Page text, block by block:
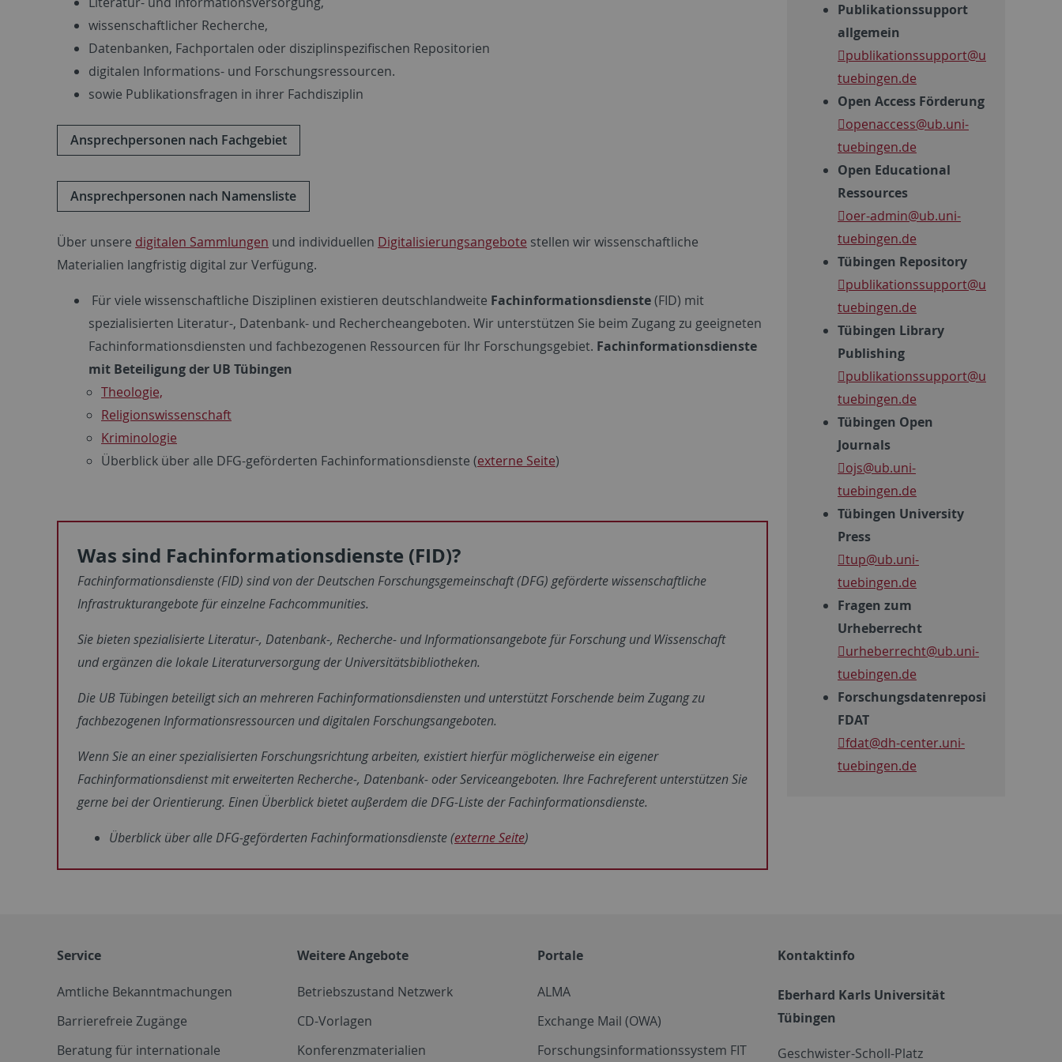
wissenschaftlicher Recherche,
Datenbanken, Fachportalen oder disziplinspezifischen Repositorien
digitalen Informations- und Forschungsressourcen.
sowie Publikationsfragen in ihrer Fachdisziplin
Ansprechpersonen nach Fachgebiet
Ansprechpersonen nach Namensliste
Über unsere digitalen Sammlungen und individuellen Digitalisierungsangebote stellen wir wissenschaftliche
Materialien langfristig digital zur Verfügung.
Für viele wissenschaftliche Disziplinen existieren deutschlandweite Fachinformationsdienste(FID) mit
spezialisierten Literatur-, Datenbank- und Rechercheangeboten. Wir unterstützen Sie beim Zugang zu geeigneten
Fachinformationsdiensten und fachbezogenen Ressourcen für Ihr Forschungsgebiet. Fachinformationsdienste
mit Beteiligung der UB Tübingen
Theologie,
Religionswissenschaft
Kriminologie
Überblick über alle DFG-geförderten Fachinformationsdienste (externe Seite)
Was sind Fachinformationsdienste (FID)?
Fachinformationsdienste (FID) sind von der Deutschen Forschungsgemeinschaft (DFG) geförderte wissenschaftliche
Infrastrukturangebote für einzelne Fachcommunities.
Sie bieten spezialisierte Literatur-, Datenbank-, Recherche- und Informationsangebote für Forschung und Wissenschaft
und ergänzen die lokale Literaturversorgung der Universitätsbibliotheken.
Die UB Tübingen beteiligt sich an mehreren Fachinformationsdiensten und unterstützt Forschende beim Zugang zu
fachbezogenen Informationsressourcen und digitalen Forschungsangeboten.
Wenn Sie an einer spezialisierten Forschungsrichtung arbeiten, existiert hierfür möglicherweise ein eigener
Fachinformationsdienst mit erweiterten Recherche-, Datenbank- oder Serviceangeboten. Ihre Fachreferent unterstützen Sie
gerne bei der Orientierung. Einen Überblick bietet außerdem die DFG-Liste der Fachinformationsdienste.
Überblick über alle DFG-geförderten Fachinformationsdienste (externe Seite)
Publikationssupport
allgemein
publikationssupport@ub.uni-
tuebingen.de
Open Access Förderung
openaccess@ub.uni-
tuebingen.de
Open Educational
Ressources
oer-admin@ub.uni-
tuebingen.de
Tübingen Repository
publikationssupport@ub.uni-
tuebingen.de
Tübingen Library
Publishing
publikationssupport@ub.uni-
tuebingen.de
Tübingen Open
Journals
ojs@ub.uni-
tuebingen.de
Tübingen University
Press
tup@ub.uni-
tuebingen.de
Fragen zum
Urheberrecht
urheberrecht@ub.uni-
tuebingen.de
Forschungsdatenrepository
FDAT
fdat@dh-center.uni-
tuebingen.de
Service
Amtliche Bekanntmachungen
Barrierefreie Zugänge
Beratung für internationale
Weitere Angebote
Betriebszustand Netzwerk
CD-Vorlagen
Konferenzmaterialien
Portale
ALMA
Exchange Mail (OWA)
Forschungsinformationssystem FIT
Kontaktinfo
Eberhard Karls Universität
Tübingen
Geschwister-Scholl-Platz